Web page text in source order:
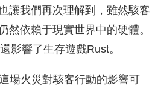
讓我們再次理解到，雖然駭客
然依賴于現實世界中的硬體。
影響了生存遊戲Rust。
場火災對駭客行動的影響可